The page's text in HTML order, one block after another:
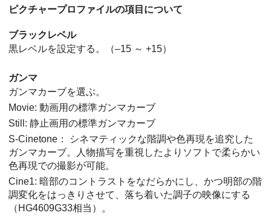
ピクチャープロファイルの項目について
ブラックレベル
黒レベルを設定する。（–15 ～ +15）
ガンマ
ガンマカーブを選ぶ。
Movie: 動画用の標準ガンマカーブ
Still: 静止画用の標準ガンマカーブ
S-Cinetone： シネマティックな階調や色再現を追究した
ガンマカーブ。人物描写を重視したよりソフトで柔らかい
色再現での撮影が可能。
Cine1: 暗部のコントラストをなだらかにし、かつ明部の階
調変化をはっきりさせて、落ち着いた調子の映像にする
（HG4609G33相当）。